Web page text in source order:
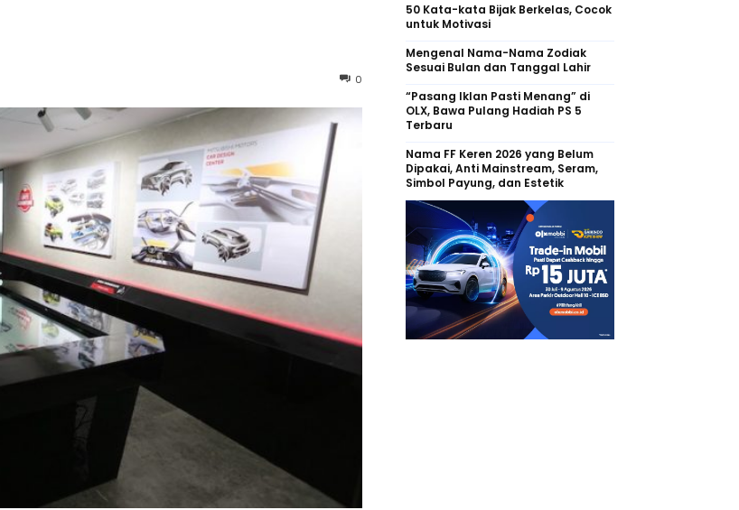
0
50 Kata-kata Bijak Berkelas, Cocok
untuk Motivasi
Mengenal Nama-Nama Zodiak
Sesuai Bulan dan Tanggal Lahir
“Pasang Iklan Pasti Menang” di
OLX, Bawa Pulang Hadiah PS 5
Terbaru
Nama FF Keren 2026 yang Belum
Dipakai, Anti Mainstream, Seram,
Simbol Payung, dan Estetik